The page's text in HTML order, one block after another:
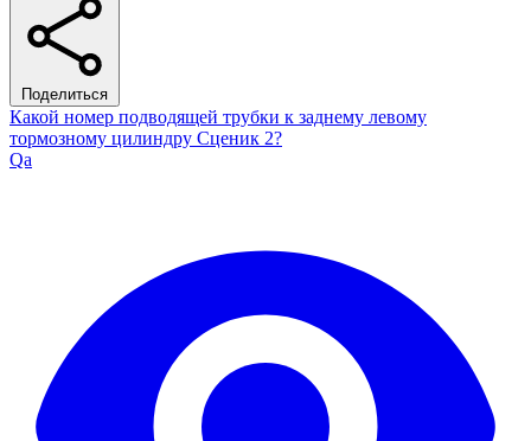
Поделиться
Какой номер подводящей трубки к заднему левому
тормозному цилиндру Сценик 2?
Qa